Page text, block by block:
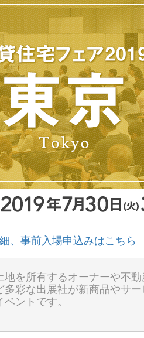
、事前入場申込みはこちら
地を所有するオーナーや不
彩な出展社が新商品やサー
ントです。